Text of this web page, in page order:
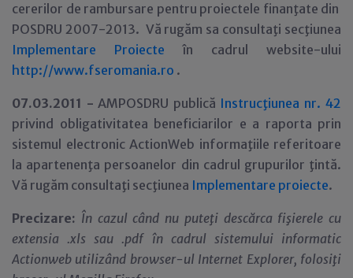
cererilor de rambursare pentru proiectele finanţate din
POSDRU 2007-2013. Vă rugăm sa consultaţi secţiunea
Implementare Proiecte în cadrul website-ului
http://www.fseromania.ro .
07.03.2011 - AMPOSDRU publică Instrucţiunea nr. 42
privind obligativitatea beneficiarilor e a raporta prin
sistemul electronic ActionWeb informaţiile referitoare
la apartenenţa persoanelor din cadrul grupurilor ţintă.
Vă rugăm consultaţi secţiunea Implementare proiecte.
Precizare: În cazul când nu puteţi descărca fişierele cu
extensia .xls sau .pdf în cadrul sistemului informatic
Actionweb utilizând browser-ul Internet Explorer, folosiţi